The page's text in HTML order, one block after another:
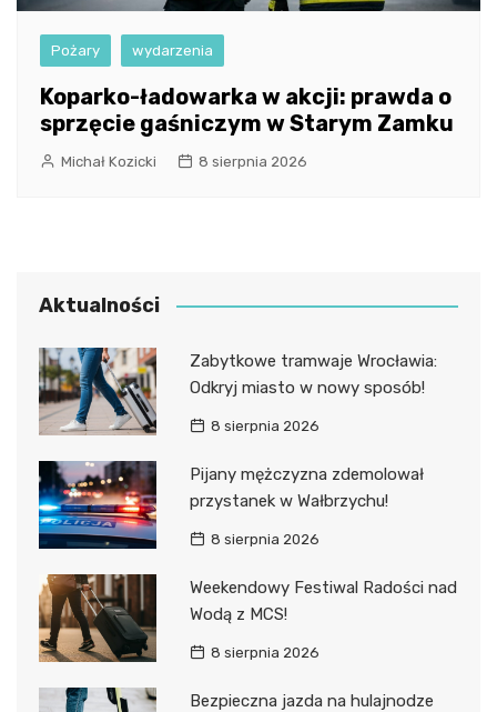
Pożary wydarzenia
Koparko-ładowarka w akcji: prawda o
sprzęcie gaśniczym w Starym Zamku
Michał Kozicki 8 sierpnia 2026
Aktualności
Zabytkowe tramwaje Wrocławia:
Odkryj miasto w nowy sposób!
8 sierpnia 2026
Pijany mężczyzna zdemolował
przystanek w Wałbrzychu!
8 sierpnia 2026
Weekendowy Festiwal Radości nad
Wodą z MCS!
8 sierpnia 2026
Bezpieczna jazda na hulajnodze